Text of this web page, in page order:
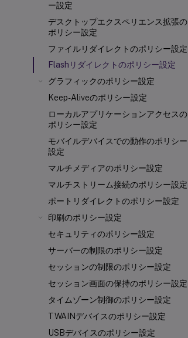
ー設定
デスクトップエクスペリエンス拡張の
ポリシー設定
ファイルリダイレクトのポリシー設定
Flashリダイレクトのポリシー設定
グラフィックのポリシー設定
Keep-Aliveのポリシー設定
ローカルアプリケーションアクセスの
ポリシー設定
モバイルデバイスでの動作のポリシー
設定
マルチメディアのポリシー設定
マルチストリーム接続のポリシー設定
ポートリダイレクトのポリシー設定
印刷のポリシー設定
セキュリティのポリシー設定
サーバーの制限のポリシー設定
セッションの制限のポリシー設定
セッション画面の保持のポリシー設定
タイムゾーン制御のポリシー設定
TWAINデバイスのポリシー設定
USBデバイスのポリシー設定